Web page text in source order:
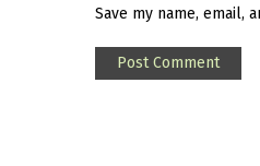
Save my name, email,